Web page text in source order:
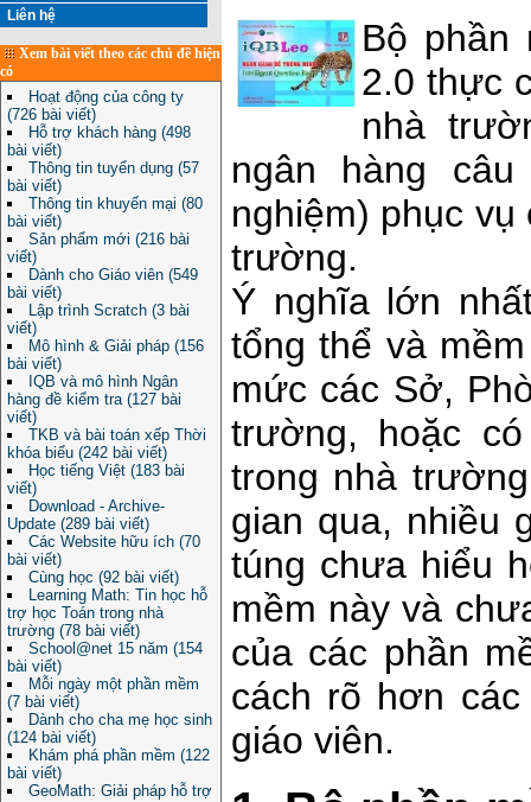
Liên hệ
Xem bài viết theo các chủ đề hiện
có
Hoạt động của công ty
(726 bài viết)
Hỗ trợ khách hàng (498
bài viết)
Thông tin tuyển dụng (57
bài viết)
Thông tin khuyến mại (80
bài viết)
Sản phẩm mới (216 bài
viết)
Dành cho Giáo viên (549
bài viết)
Lập trình Scratch (3 bài
viết)
Mô hình & Giải pháp (156
bài viết)
IQB và mô hình Ngân
hàng đề kiểm tra (127 bài
viết)
TKB và bài toán xếp Thời
khóa biểu (242 bài viết)
Học tiếng Việt (183 bài
viết)
Download - Archive-
Update (289 bài viết)
Các Website hữu ích (70
bài viết)
Cùng học (92 bài viết)
Learning Math: Tin học hỗ
trợ học Toán trong nhà
trường (78 bài viết)
School@net 15 năm (154
bài viết)
Mỗi ngày một phần mềm
(7 bài viết)
Dành cho cha mẹ học sinh
(124 bài viết)
Khám phá phần mềm (122
bài viết)
GeoMath: Giải pháp hỗ trợ
Bộ phần
2.0 thực
nhà
ngân hàng
nghiệm) phục
trường.
Ý nghĩa lớn
tổng thể và
mức các Sở,
trường, hoặc
trong nhà
gian qua, nhiều
túng chưa hiểu
mềm này và
của các phần
cách rõ hơn
giáo viên.